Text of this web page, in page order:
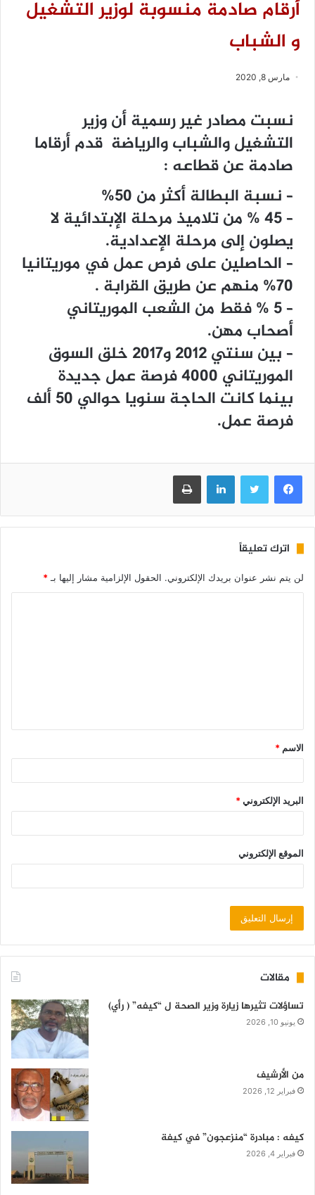
أرقام صادمة منسوبة لوزير التشغيل
و الشباب
مارس 8, 2020
نسبت مصادر غير رسمية أن وزير
التشغيل والشباب والرياضة قدم أرقاما
صادمة عن قطاعه :
– نسبة البطالة أكثر من 50%
– 45 % من تلاميذ مرحلة الإبتدائية لا
يصلون إلى مرحلة الإعدادية.
– الحاصلين على فرص عمل في موريتانيا
70% منهم عن طريق القرابة .
– 5 % فقط من الشعب الموريتاني
أصحاب مهن.
– بين سنتي 2012 و2017 خلق السوق
الموريتاني 4000 فرصة عمل جديدة
بينما كانت الحاجة سنويا حوالي 50 ألف
فرصة عمل.
فيسبوك تويتر لينكدإن طباعة
اترك تعليقاً
لن يتم نشر عنوان بريدك الإلكتروني. الحقول الإلزامية مشار إليها بـ *
الاسم *
البريد الإلكتروني*
الموقع الإلكتروني
مقالات
تساؤلات تثيرها زيارة وزير الصحة ل “كيفه” ( رأي)
يونيو 10, 2026
من الأرشيف
فبراير 12, 2026
كيفه : مبادرة “منزعجون” في كيفة
فبراير 4, 2026